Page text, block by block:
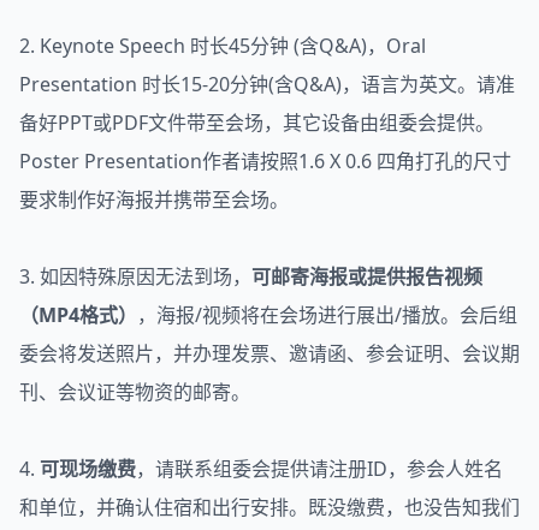
2. Keynote Speech 时长45分钟 (含Q&A)，Oral
Presentation 时长15-20分钟(含Q&A)，语言为英文。请准
备好PPT或PDF文件带至会场，其它设备由组委会提供。
Poster Presentation作者请按照1.6 X 0.6 四角打孔的尺寸
要求制作好海报并携带至会场。
3. 如因特殊原因无法到场， 可邮寄海报或提供报告视频
（MP4格式） ，海报/视频将在会场进行展出/播放。会后组
委会将发送照片，并办理发票、邀请函、参会证明、会议期
刊、会议证等物资的邮寄。
4. 可现场缴费，请联系组委会提供请注册ID，参会人姓名
和单位，并确认住宿和出行安排。既没缴费，也没告知我们